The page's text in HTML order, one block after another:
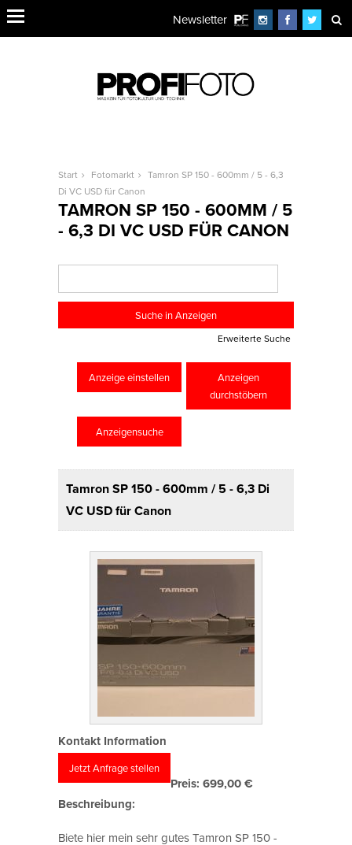
Newsletter
Start Fotomarkt
Tamron SP 150 - 600mm / 5 - 6,3
Di VC USD für Canon
TAMRON SP 150 - 600MM / 5
- 6,3 DI VC USD FÜR CANON
Erweiterte Suche
Anzeige einstellen
Anzeigen
durchstöbern
Anzeigensuche
Tamron SP 150 - 600mm / 5 - 6,3 Di
VC USD für Canon
Kontakt Information
Jetzt Anfrage stellen
Preis: 699,00 €
Beschreibung:
Biete hier mein sehr gutes Tamron SP 150 -